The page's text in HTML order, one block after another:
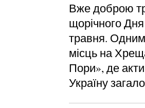
Вже доброю
щорічного
травня.
місць на
Пори», де
Україну